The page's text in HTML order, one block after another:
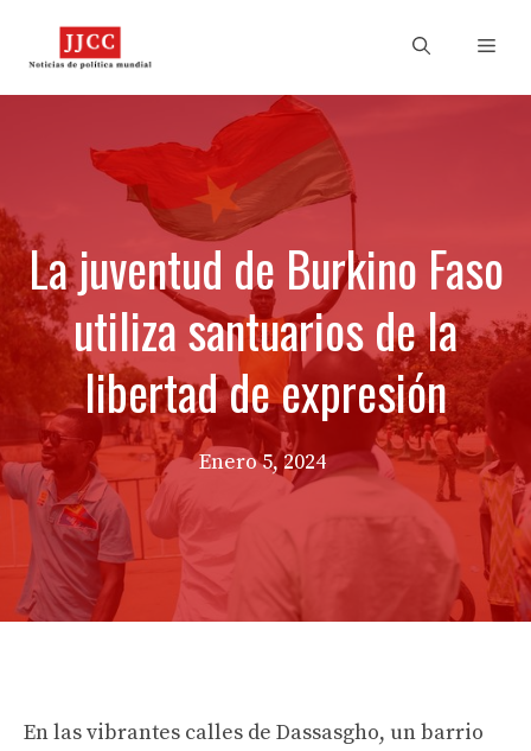
La juventud de Burkino Faso
utiliza santuarios de la
libertad de expresión
Enero 5, 2024
En las vibrantes calles de Dassasgho, un barrio